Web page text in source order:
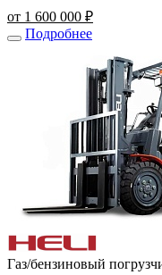
от 1 600 000 ₽
Подробнее
Газ/бензиновый